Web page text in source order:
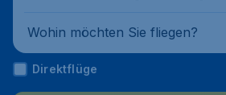
Wohin möchten Sie fliegen?
Direktflüge